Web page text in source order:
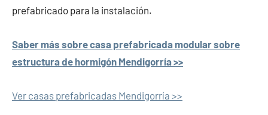
prefabricado para la instalación.
Saber más sobre casa prefabricada modular sobre
estructura de hormigón Mendigorría >>
Ver casas prefabricadas Mendigorría >>